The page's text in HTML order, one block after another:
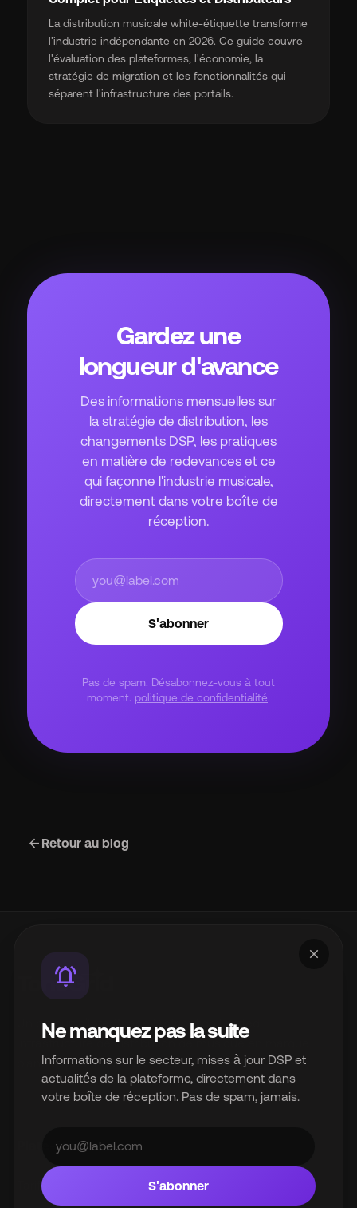
La distribution musicale white-étiquette transforme
l'industrie indépendante en 2026. Ce guide couvre
l'évaluation des plateformes, l'économie, la
stratégie de migration et les fonctionnalités qui
séparent l'infrastructure des portails.
Gardez une
longueur d'avance
Des informations mensuelles sur
la stratégie de distribution, les
changements DSP, les pratiques
en matière de redevances et ce
qui façonne l'industrie musicale,
directement dans votre boîte de
réception.
S'abonner
Pas de spam. Désabonnez-vous à tout
moment. politique de confidentialité.
arrow_back Retour au blog
close
notifications_active
Ne manquez pas la suite
Informations sur le secteur, mises à jour DSP et
actualités de la plateforme, directement dans
votre boîte de réception. Pas de spam, jamais.
S'abonner
Un produit d'InterSpace Distribution Limited.
Infrastructure de distribution de musique en marque
blanche pour l'industrie musicale moderne.
© 2026 InterSpace Distribution Limited. Tous droits réservés.
Plate-forme
Tarifs